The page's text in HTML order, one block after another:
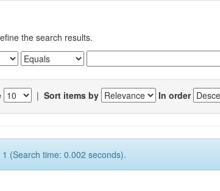
the search results.
| Sort items by In order
(Search time: 0.002 seconds).